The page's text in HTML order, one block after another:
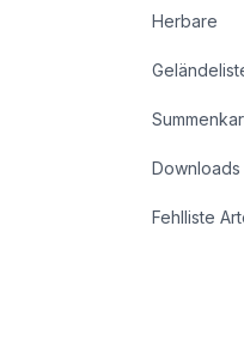
Herbare
Downloads
Fehlliste